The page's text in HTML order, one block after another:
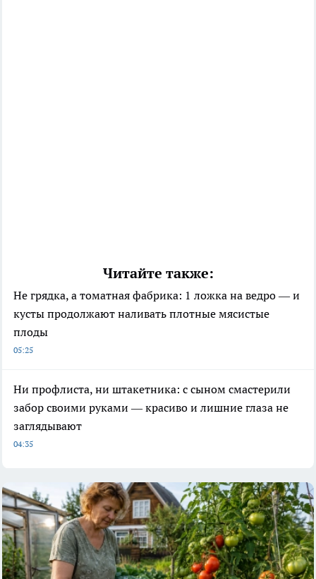
Читайте также:
Не грядка, а томатная фабрика: 1 ложка на ведро — и
кусты продолжают наливать плотные мясистые
плоды
05:25
Ни профлиста, ни штакетника: с сыном смастерили
забор своими руками — красиво и лишние глаза не
заглядывают
04:35